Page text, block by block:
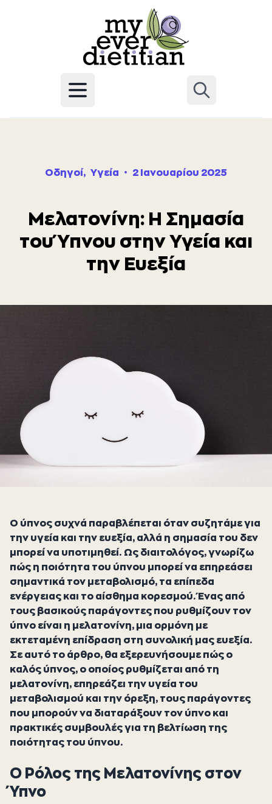
Οδηγοί, Υγεία • 2 Ιανουαρίου 2025
Μελατονίνη: Η Σημασία
του Ύπνου στην Υγεία και
την Ευεξία
Ο ύπνος συχνά παραβλέπεται όταν συζητάμεγια
την υγεία και την ευεξία, αλλά η σημασία του δεν
μπορεί να υποτιμηθεί. Ως διαιτολόγος, γνωρίζω
πώς η ποιότητα του ύπνου μπορεί να επηρεάσει
σημαντικά τον μεταβολισμό, τα επίπεδα
ενέργειας και το αίσθημα κορεσμού. Ένας από
τους βασικούς παράγοντες που ρυθμίζουν τον
ύπνο είναι η μελατονίνη, μια ορμόνη με
εκτεταμένη επίδραση στη συνολική μας ευεξία.
Σε αυτό το άρθρο, θα εξερευνήσουμε πώς ο
καλός ύπνος, ο οποίος ρυθμίζεται από τη
μελατονίνη, επηρεάζει την υγεία του
μεταβολισμού και την όρεξη, τους παράγοντες
που μπορούν να διαταράξουν τον ύπνο και
πρακτικές συμβουλές για τη βελτίωση της
ποιότητας του ύπνου.
Ο Ρόλος της Μελατονίνης στον
Ύπνο